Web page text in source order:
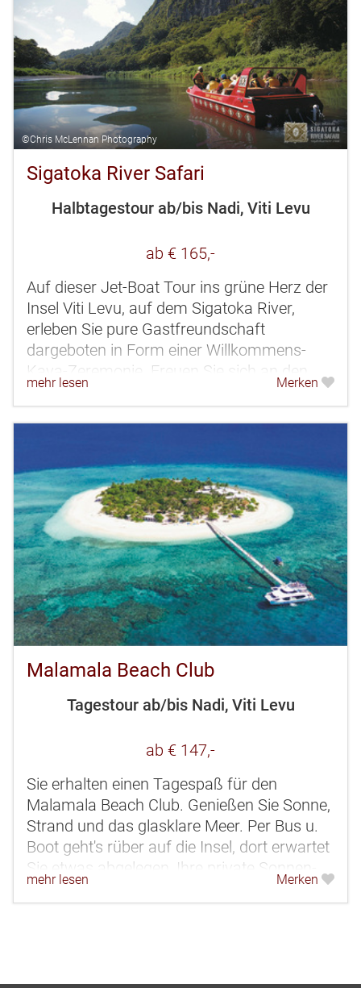
©Chris McLennan Photography
Sigatoka River Safari
Halbtagestour ab/bis Nadi, Viti Levu
ab € 165,-
Auf dieser Jet-Boat Tour ins grüne Herz der
Insel Viti Levu, auf dem Sigatoka River,
erleben Sie pure Gastfreundschaft
dargeboten in Form einer Willkommens-
Kava-Zeremonie. Freuen Sie sich an den
freudestrahlenden Gesichter der Kinder
und...
mehr lesen Merken
Malamala Beach Club
Tagestour ab/bis Nadi, Viti Levu
ab € 147,-
Sie erhalten einen Tagespaß für den
Malamala Beach Club. Genießen Sie Sonne,
Strand und das glasklare Meer. Per Bus u.
Boot geht's rüber auf die Insel, dort erwartet
Sie etwas abgelegen, Ihre private Sonnen-
Cabana für 2 mit Handtuch...
mehr lesen Merken